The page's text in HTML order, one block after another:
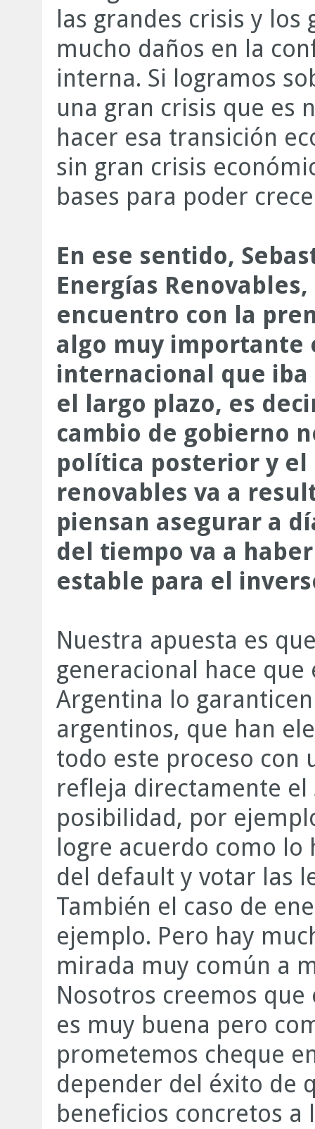
las grandes crisis y
mucho daños en la
interna. Si logramos
una gran crisis que es
hacer esa transición
sin gran crisis
bases para poder
En ese sentido,
Energías
encuentro con la
algo muy importante
internacional que iba
el largo plazo, es
cambio de gobierno
política posterior y el
renovables va a
piensan asegurar a
del tiempo va a
estable para el
Nuestra apuesta es
generacional hace
Argentina lo
argentinos, que han
todo este proceso con
refleja directamente
posibilidad, por
logre acuerdo como
del default y votar las
También el caso de
ejemplo. Pero hay
mirada muy común a
Nosotros creemos
es muy buena pero
prometemos cheque
depender del éxito de
beneficios concretos a